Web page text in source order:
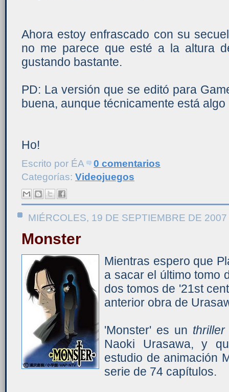
Ahora estoy enfrascado con su
no me parece que esté a la altura
gustando bastante.
PD: La versión que se editó para
buena, aunque técnicamente está algo
Ho!
Escrito por ÉA
0 comentarios
Categorías: Videojuegos
MIÉRCOLES, 19 DE SEPTIEMBRE DE 2007
Monster
Mientras espero que
a sacar el último tomo
dos tomos de '21st
anterior obra de
'Monster' es un thriller
Naoki Urasawa, y
estudio de animación
serie de 74 capítulos.